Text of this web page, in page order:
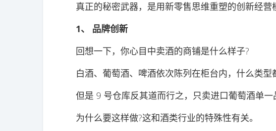
真正的秘密武器，是用新零售思维重塑的创新经营
1、 品牌创新
回想一下，你心目中卖酒的商铺是什么样子?
白酒、葡萄酒、啤酒依次陈列在柜台内，什么类型
但是 9 号仓库反其道而行之，只卖进口葡萄酒单一
为什么要这样做?这和酒类行业的特殊性有关。